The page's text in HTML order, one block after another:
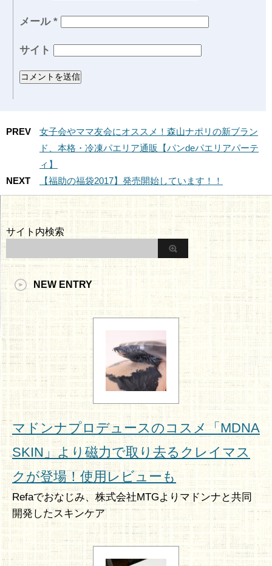
メール *
サイト
PREV
女子会やママ友会にオススメ！森山ナポリの新ブラン
ド、本格・冷凍パエリア通販【パンdeパエリアパーテ
ィ】
NEXT
【福助の福袋2017】発売開始しています！！
サイト内検索
NEW ENTRY
マドンナプロデュースのコスメ「MDNA
SKIN」より磁力で取り去るクレイマス
クが登場！使用レビューも
Refaでおなじみ、株式会社MTGよりマドンナと共同
開発したスキンケア